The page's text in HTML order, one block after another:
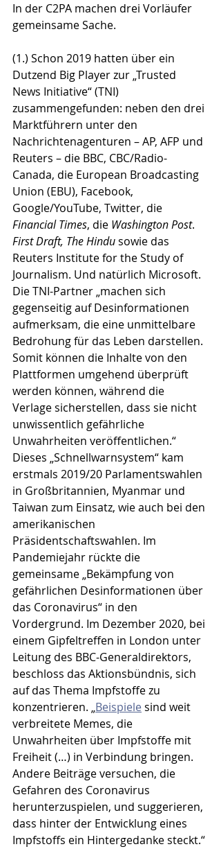
In der C2PA machen drei Vorläufer
gemeinsame Sache.
(1.) Schon 2019 hatten über ein
Dutzend Big Player zur „Trusted
News Initiative“ (TNI)
zusammengefunden: neben den drei
Marktführern unter den
Nachrichtenagenturen – AP, AFP und
Reuters – die BBC, CBC/Radio-
Canada, die European Broadcasting
Union (EBU), Facebook,
Google/YouTube, Twitter, die
Financial Times, die Washington Post.
First Draft, The Hindu sowie das
Reuters Institute for the Study of
Journalism. Und natürlich Microsoft.
Die TNI-Partner „machen sich
gegenseitig auf Desinformationen
aufmerksam, die eine unmittelbare
Bedrohung für das Leben darstellen.
Somit können die Inhalte von den
Plattformen umgehend überprüft
werden können, während die
Verlage sicherstellen, dass sie nicht
unwissentlich gefährliche
Unwahrheiten veröffentlichen.“
Dieses „Schnellwarnsystem“ kam
erstmals 2019/20 Parlamentswahlen
in Großbritannien, Myanmar und
Taiwan zum Einsatz, wie auch bei den
amerikanischen
Präsidentschaftswahlen. Im
Pandemiejahr rückte die
gemeinsame „Bekämpfung von
gefährlichen Desinformationen über
das Coronavirus“ in den
Vordergrund. Im Dezember 2020, bei
einem Gipfeltreffen in London unter
Leitung des BBC-Generaldirektors,
beschloss das Aktionsbündnis, sich
auf das Thema Impfstoffe zu
konzentrieren. „Beispiele sind weit
verbreitete Memes, die
Unwahrheiten über Impfstoffe mit
Freiheit (…) in Verbindung bringen.
Andere Beiträge versuchen, die
Gefahren des Coronavirus
herunterzuspielen, und suggerieren,
dass hinter der Entwicklung eines
Impfstoffs ein Hintergedanke steckt.“